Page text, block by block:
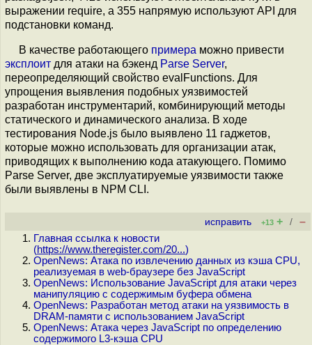
выражении require, а 355 напрямую используют API для
подстановки команд.
В качестве работающего примера можно привести
эксплоит для атаки на бэкенд Parse Server,
переопределяющий свойство evalFunctions. Для
упрощения выявления подобных уязвимостей
разработан инструментарий, комбинирующий методы
статического и динамического анализа. В ходе
тестирования Node.js было выявлено 11 гаджетов,
которые можно использовать для организации атак,
приводящих к выполнению кода атакующего. Помимо
Parse Server, две эксплуатируемые уязвимости также
были выявлены в NPM CLI.
исправить +13 + / –
Главная ссылка к новости
(https://www.theregister.com/20...)
OpenNews: Атака по извлечению данных из кэша CPU,
реализуемая в web-браузере без JavaScript
OpenNews: Использование JavaScript для атаки через
манипуляцию с содержимым буфера обмена
OpenNews: Разработан метод атаки на уязвимость в
DRAM-памяти с использованием JavaScript
OpenNews: Атака через JavaScript по определению
содержимого L3-кэша CPU